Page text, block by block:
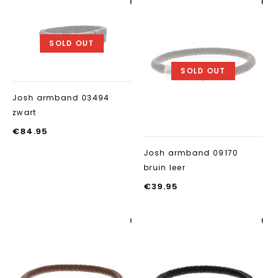
SOLD OUT
Josh armband 03494
zwart
€84.95
SOLD OUT
Josh armband 09170
bruin leer
€39.95